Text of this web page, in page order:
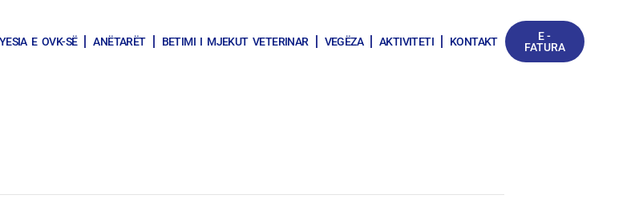
E OVK-SË ANËTARËT BETIMI I MJEKUT VETERINAR VEGËZA AKTIVITETI KONTAKT
E -
FATURA